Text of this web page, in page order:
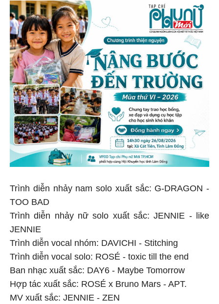
Trình diễn nhảy nam solo xuất sắc: G-DRAGON -
TOO BAD
Trình diễn nhảy nữ solo xuất sắc: JENNIE - like
JENNIE
Trình diễn vocal nhóm: DAVICHI - Stitching
Trình diễn vocal solo: ROSÉ - toxic till the end
Ban nhạc xuất sắc: DAY6 - Maybe Tomorrow
Hợp tác xuất sắc: ROSÉ x Bruno Mars - APT.
MV xuất sắc: JENNIE - ZEN